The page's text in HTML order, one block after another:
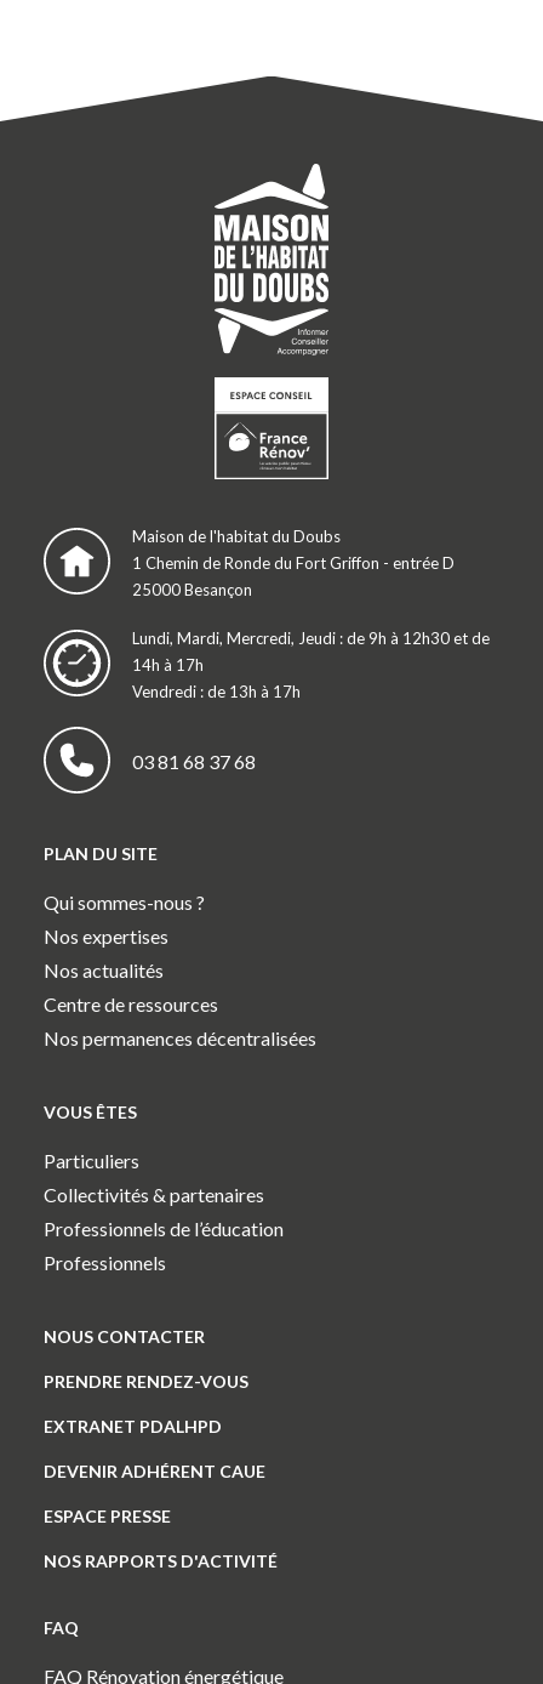
Maison de l'habitat du Doubs
1 Chemin de Ronde du Fort Griffon - entrée D
25000 Besançon
Lundi, Mardi, Mercredi, Jeudi : de 9h à 12h30 et de
14h à 17h
Vendredi : de 13h à 17h
03 81 68 37 68
PLAN DU SITE
Qui sommes-nous ?
Nos expertises
Nos actualités
Centre de ressources
Nos permanences décentralisées
VOUS ÊTES
Particuliers
Collectivités & partenaires
Professionnels de l’éducation
Professionnels
NOUS CONTACTER
PRENDRE RENDEZ-VOUS
EXTRANET PDALHPD
DEVENIR ADHÉRENT CAUE
ESPACE PRESSE
NOS RAPPORTS D'ACTIVITÉ
FAQ
FAQ Rénovation énergétique